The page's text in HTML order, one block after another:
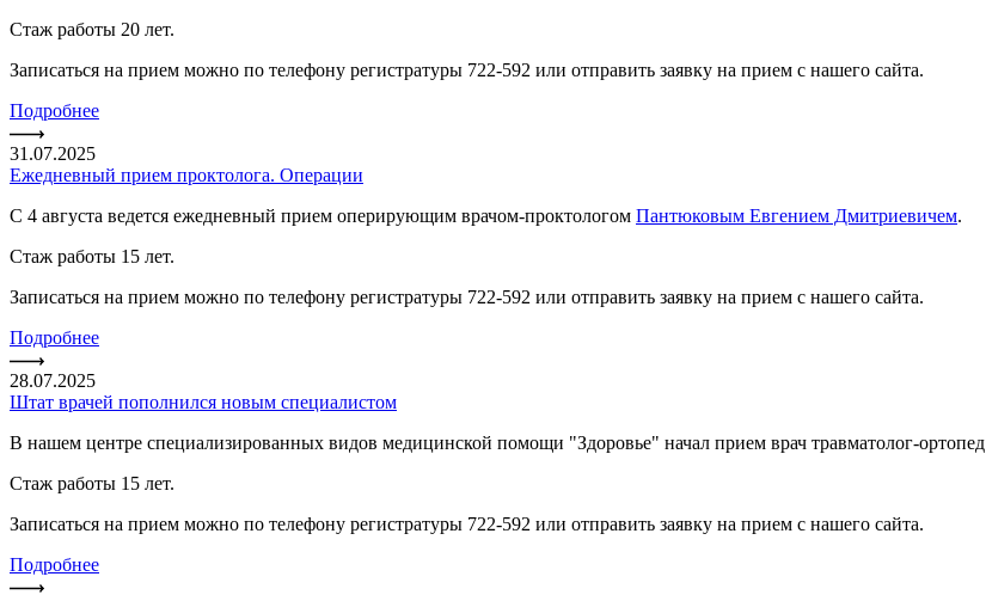
Стаж работы 20 лет.
Записаться на прием можно по телефону регистратуры 722-592 или отправить заявку на прием с нашего сайта.
Подробнее
31.07.2025
Ежедневный прием проктолога. Операции
С 4 августа ведется ежедневный прием оперирующим врачом-проктологом Пантюковым Евгением Дмитриевичем.
Стаж работы 15 лет.
Записаться на прием можно по телефону регистратуры 722-592 или отправить заявку на прием с нашего сайта.
Подробнее
28.07.2025
Штат врачей пополнился новым специалистом
В нашем центре специализированных видов медицинской помощи "Здоровье" начал прием врач травматолог-ортопед
Стаж работы 15 лет.
Записаться на прием можно по телефону регистратуры 722-592 или отправить заявку на прием с нашего сайта.
Подробнее